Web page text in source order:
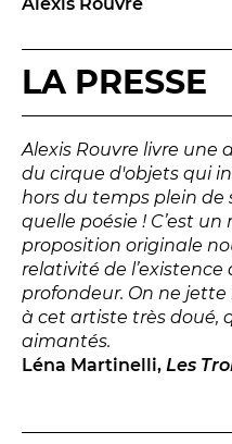
Moulins en scène
Visites
INFOS
NOS SALLES
LA PRESSE
Alexis Rouvre livre
du cirque d'objets qui
hors du temps plein de
quelle poésie ! C’est
proposition originale
relativité de
profondeur. On ne
à cet artiste très doué,
aimantés.
Léna Martinelli, Les